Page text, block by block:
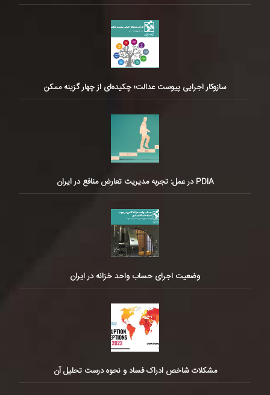
سازوکار اجرایی پیوست عدالت؛ چکیده‌ای از چهار گزینه ممکن
PDIA در عمل: تجربه مدیریت تعارض منافع در ایران
وضعیت اجرای حساب واحد خزانه در ایران
مشکلات شاخص ادراک فساد و نحوه درست تحلیل آن